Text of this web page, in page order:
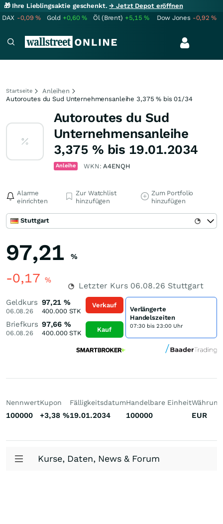
🎁 Ihre Lieblingsaktie geschenkt.→ Jetzt Depot eröffnen
DAX -0,09% Gold +0,60% Öl (Brent) +5,15% Dow Jones -0,92%
Startseite
Anleihen
Autoroutes du Sud Unternehmensanleihe 3,375 % bis 01/34
Autoroutes du Sud
Unternehmensanleihe
3,375 % bis 19.01.2034
Anleihe WKN:A4ENQH
Alarme
einrichten
Zur Watchlist
hinzufügen
Zum Portfolio
hinzufügen
Stuttgart
97,21 %
-0,17 %
Letzter Kurs 06.08.26 Stuttgart
Geldkurs
06.08.26
97,21 %
400.000STK
Briefkurs
06.08.26
97,66 %
400.000STK
Verkauf
Kauf
Verlängerte
Handelszeiten
07:30 bis 23:00 Uhr
Nennwert
100000
Kupon
+3,38 %
Fälligkeitsdatum
19.01.2034
Handelbare Einheit
100000
Währung
EUR
Kurse, Daten, News & Forum